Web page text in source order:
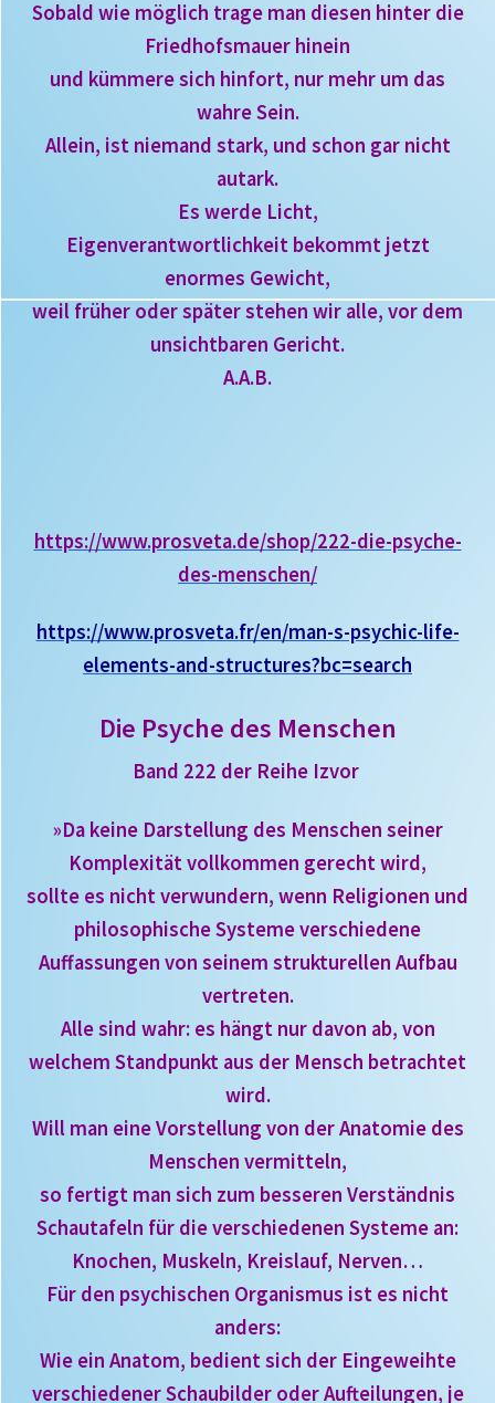
Sobald wie möglich trage man diesen hinter die
Friedhofsmauer hinein
und kümmere sich hinfort, nur mehr um das
wahre Sein.
Allein, ist niemand stark, und schon gar nicht
autark.
Es werde Licht,
Eigenverantwortlichkeit bekommt jetzt
enormes Gewicht,
weil früher oder später stehen wir alle, vor dem
unsichtbaren Gericht.
A.A.B.
https://www.prosveta.de/shop/222-die-psyche-
des-menschen/
https://www.prosveta.fr/en/man-s-psychic-life-
elements-and-structures?bc=search
Die Psyche des Menschen
Band 222 der Reihe Izvor
»Da keine Darstellung des Menschen seiner
Komplexität vollkommen gerecht wird,
sollte es nicht verwundern, wenn Religionen und
philosophische Systeme verschiedene
Auffassungen von seinem strukturellen Aufbau
vertreten.
Alle sind wahr: es hängt nur davon ab, von
welchem Standpunkt aus der Mensch betrachtet
wird.
Will man eine Vorstellung von der Anatomie des
Menschen vermitteln,
so fertigt man sich zum besseren Verständnis
Schautafeln für die verschiedenen Systeme an:
Knochen, Muskeln, Kreislauf, Nerven…
Für den psychischen Organismus ist es nicht
anders:
Wie ein Anatom, bedient sich der Eingeweihte
verschiedener Schaubilder oder Aufteilungen, je